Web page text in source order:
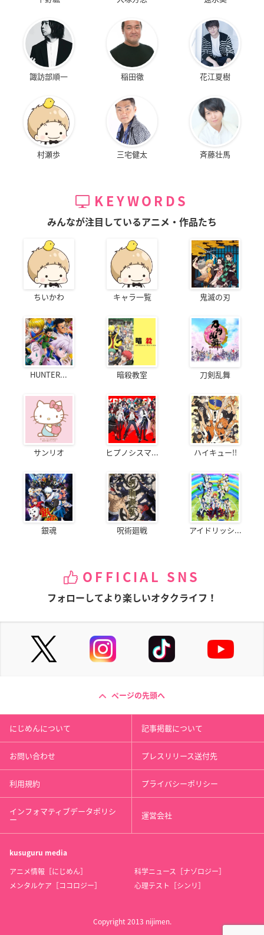
諏訪部順一 稲田徹 花江夏樹
村瀬歩 三宅健太 斉藤壮馬
KEYWORDS
みんなが注目しているアニメ・作品たち
ちいかわ キャラ一覧 鬼滅の刃
HUNTER... 暗殺教室 刀剣乱舞
サンリオ ヒプノシスマ... ハイキュー!!
銀魂 呪術廻戦 アイドリッシ...
OFFICIAL SNS
フォローしてより楽しいオタクライフ！
ページの先頭へ
にじめんについて 記事掲載について
お問い合わせ プレスリリース送付先
利用規約 プライバシーポリシー
インフォマティブデータポリシ
ー 運営会社
kusuguru media
アニメ情報［にじめん］
科学ニュース［ナゾロジー］
メンタルケア［ココロジー］
心理テスト［シンリ］
Copyright 2013 nijimen.